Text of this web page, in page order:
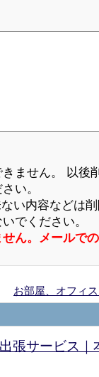
ません。 以後
い。
い内容などは
でください。
ん。メールで
お部屋、オフィ
張サービス｜